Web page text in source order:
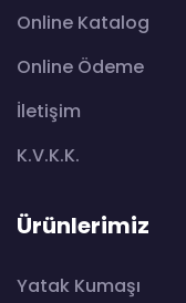
Online Katalog
Online Ödeme
İletişim
K.V.K.K.
Ürünlerimiz
Yatak Kumaşı